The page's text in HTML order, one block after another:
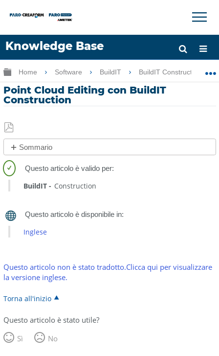
Knowledge Base
Lingua
Chiedere aiuto Accesso
×
Ingrandisci/riduci gerarchia globale
Home Software BuildIT BuildIT Construction
Point Cloud Editing con BuildIT
Construction
Salva
come
PDF
Sommario
No
intestazioni
BuildIT Construction
Inglese
Questo articolo non è stato tradotto.Clicca qui per visualizzare
la versione inglese.
Torna all'inizio
Questo articolo è stato utile?
Sì
No